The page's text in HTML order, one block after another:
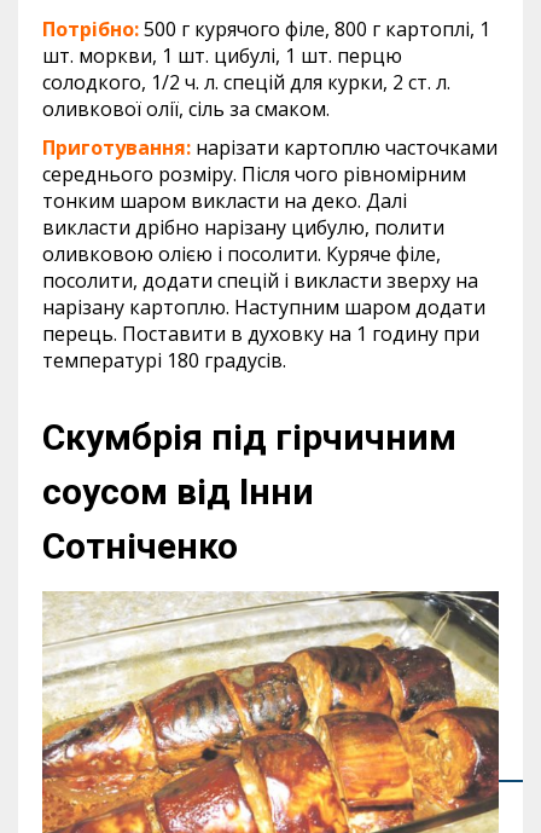
Потрібно:500 г курячого філе, 800 г картоплі, 1
шт. моркви, 1 шт. цибулі, 1 шт. перцю
солодкого, 1/2 ч. л. спецій для курки, 2 ст. л.
оливкової олії, сіль за смаком.
Приготування: нарізати картоплю часточками
середнього розміру. Після чого рівномірним
тонким шаром викласти на деко. Далі
викласти дрібно нарізану цибулю, полити
оливковою олією і посолити. Куряче філе,
посолити, додати спецій і викласти зверху на
нарізану картоплю. Наступним шаром додати
перець. Поставити в духовку на 1 годину при
температурі 180 градусів.
Скумбрія під гірчичним
соусом від Інни
Сотніченко